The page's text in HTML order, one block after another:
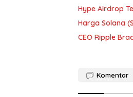
Hype Airdrop
Harga Solana
CEO Ripple
Komentar